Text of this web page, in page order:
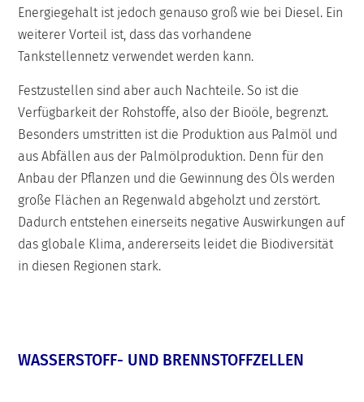
Energiegehalt ist jedoch genauso groß wie bei Diesel. Ein
weiterer Vorteil ist, dass das vorhandene
Tankstellennetz verwendet werden kann.
Festzustellen sind aber auch Nachteile. So ist die
Verfügbarkeit der Rohstoffe, also der Bioöle, begrenzt.
Besonders umstritten ist die Produktion aus Palmöl und
aus Abfällen aus der Palmölproduktion. Denn für den
Anbau der Pflanzen und die Gewinnung des Öls werden
große Flächen an Regenwald abgeholzt und zerstört.
Dadurch entstehen einerseits negative Auswirkungen auf
das globale Klima, andererseits leidet die Biodiversität
in diesen Regionen stark.
WASSERSTOFF- UND BRENNSTOFFZELLEN